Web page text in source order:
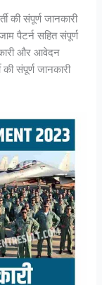
की संपूर्ण जानकारी
पैटर्न सहित संपूर्ण
और आवेदन
संपूर्ण जानकारी